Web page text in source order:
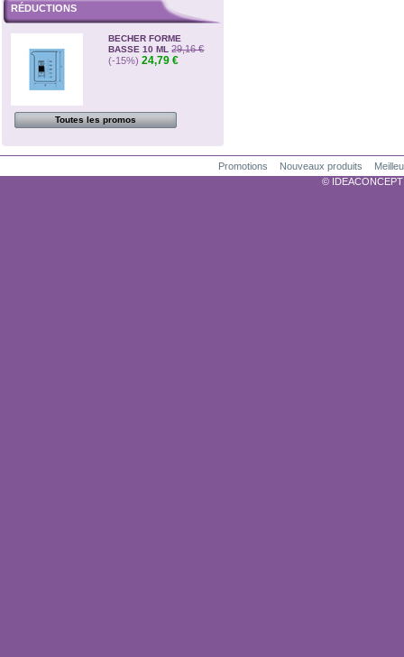
RÉDUCTIONS
BECHER FORME
BASSE 10 ML 29,16 €
(-15%) 24,79 €
Toutes les promos
Promotions Nouveaux produits
©